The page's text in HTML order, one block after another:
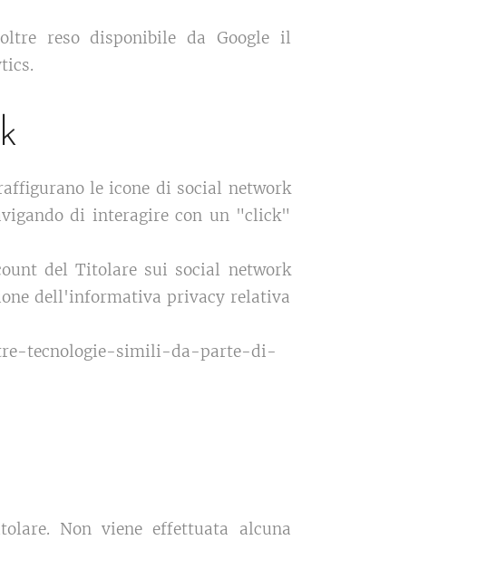
reso disponibile da Google il
le icone di social network
di interagire con un "click"
del Titolare sui social network
dell'informativa privacy relativa
tecnologie-simili-da-parte-di-
Non viene effettuata alcuna